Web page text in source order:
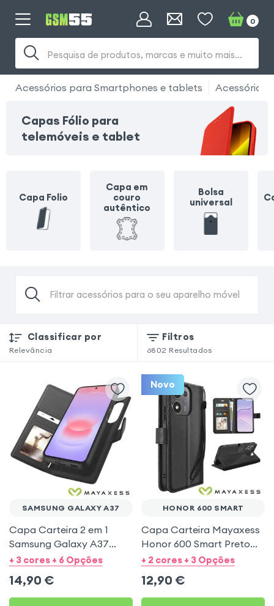
Pesquisa de produtos, marcas e muito mais...
0
Acessórios para Smartphones e tablets Acessórios
Capas Fólio para
telemóveis e tablet
Capa Folio
Capa em
couro
autêntico
Bolsa
universal
Filtrar acessórios para o seu aparelho móvel
Classificar por
Relevância
Filtros
6802 Resultados
SAMSUNG GALAXY A37
Capa Carteira 2 em 1
Samsung Galaxy A37
Mayaxess Preto
+ 3 cores + 6 Opções
14,90 €
Novo
HONOR 600 SMART
Capa Carteira Mayaxess
Honor 600 Smart Preto
com Alça de Pulso
+ 2 cores + 3 Opções
12,90 €